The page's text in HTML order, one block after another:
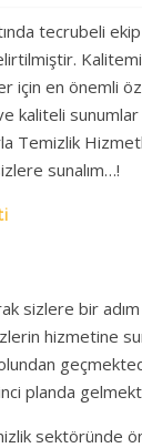
tecrubeli
için en önemli
kaliteli
Temizlik
sunalım…!
sizlere bir
hizmetine
planda
sektöründe